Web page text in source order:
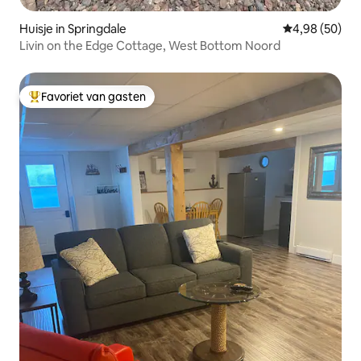
Huisje in Springdale Gemiddelde
4,98 (50)
Livin on the Edge Cottage, West Bottom Noord
Topfavoriet van gasten
Favoriet van gasten